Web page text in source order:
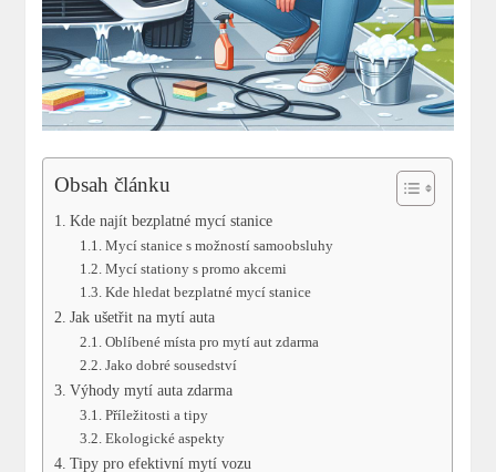
Obsah článku
Kde najít bezplatné mycí stanice
Mycí stanice s možností samoobsluhy
Mycí stationy⁢ s promo akcemi
Kde hledat bezplatné mycí stanice
Jak ušetřit na mytí auta
Oblíbené místa pro mytí aut zdarma
Jako dobré sousedství
Výhody mytí auta zdarma
Příležitosti a tipy
Ekologické aspekty
Tipy pro efektivní mytí vozu